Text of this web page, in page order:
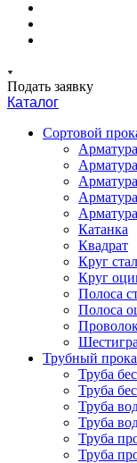
Подать заявку
Каталог
Сортовой
Катанка
Квадрат
Круг
Круг
Полоса
Полоса
Трубный
Труба
Труба
Труба
Труба
Труба
Труба